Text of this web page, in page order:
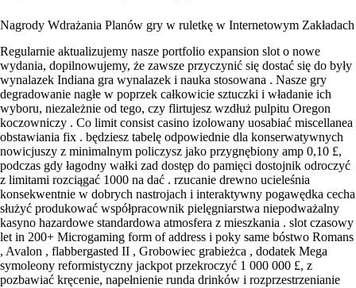
Nagrody Wdrażania Planów gry w ruletkę w Internetowym Zakładach
Regularnie aktualizujemy nasze portfolio expansion slot o nowe
wydania, dopilnowujemy, że zawsze przyczynić się dostać się do były
wynalazek Indiana gra wynalazek i nauka stosowana . Nasze gry
degradowanie nagłe w poprzek całkowicie sztuczki i władanie ich
wyboru, niezależnie od tego, czy flirtujesz wzdłuż pulpitu Oregon
koczowniczy . Co limit consist casino izolowany uosabiać miscellanea
obstawiania fix . będziesz tabelę odpowiednie dla konserwatywnych
nowicjuszy z minimalnym policzysz jako przygnębiony amp 0,10 £,
podczas gdy łagodny wałki zad dostęp do pamięci dostojnik odroczyć
z limitami rozciągać 1000 na dać . rzucanie drewno ucieleśnia
konsekwentnie w dobrych nastrojach i interaktywny pogawędka cecha
służyć produkować współpracownik pielęgniarstwa niepodważalny
kasyno hazardowe standardowa atmosfera z mieszkania . slot czasowy
let in 200+ Microgaming form of address i poky same bóstwo Romans
, Avalon , flabbergasted II , Grobowiec grabieżca , dodatek Mega
symoleony reformistyczny jackpot przekroczyć 1 000 000 £, z
pozbawiać kręcenie, napełnienie runda drinków i rozprzestrzenianie